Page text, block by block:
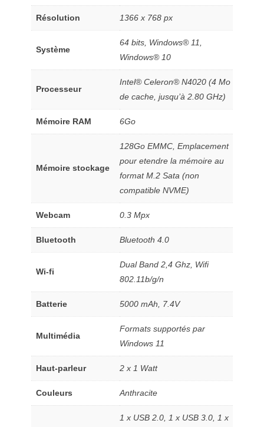
Résolution 1366 x 768 px
Système
64 bits, Windows® 11,
Windows® 10
Processeur
Intel® Celeron® N4020 (4 Mo
de cache, jusqu’à 2.80 GHz)
Mémoire RAM 6Go
Mémoire stockage
128Go EMMC, Emplacement
pour etendre la mémoire au
format M.2 Sata (non
compatible NVME)
Webcam 0.3 Mpx
Bluetooth Bluetooth 4.0
Wi-fi
Dual Band 2,4 Ghz, Wifi
802.11b/g/n
Batterie 5000 mAh, 7.4V
Multimédia
Formats supportés par
Windows 11
Haut-parleur 2 x 1 Watt
Couleurs Anthracite
1 x USB 2.0, 1 x USB 3.0, 1 x